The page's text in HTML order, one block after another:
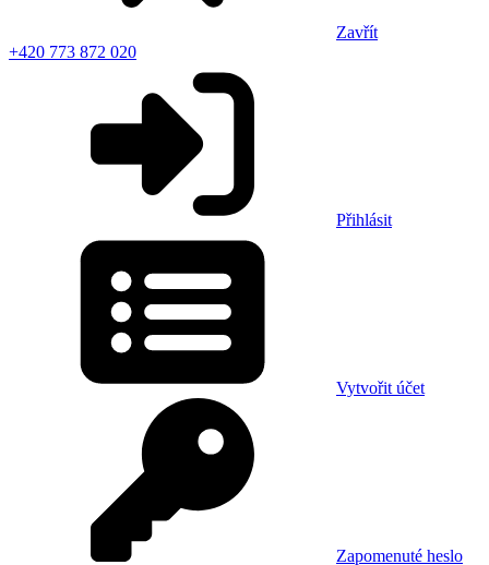
Zavřít
+420 773 872 020
Přihlásit
Vytvořit účet
Zapomenuté heslo